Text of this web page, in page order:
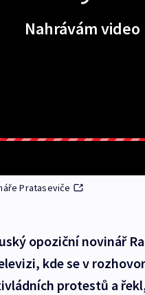
Nahrávám video
Prataseviče
opoziční novinář
kde se v
protestů a